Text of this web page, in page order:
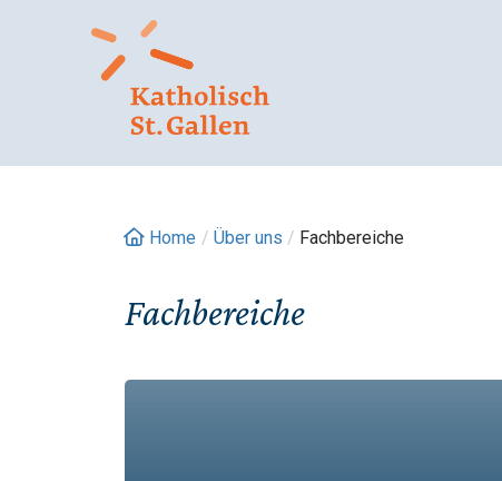
Home / Über uns / Fachbereiche
Fachbereiche